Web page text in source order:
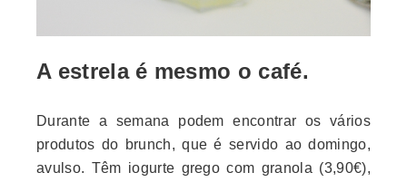
A estrela é mesmo o café.
Durante a semana podem encontrar os vários
produtos do brunch, que é servido ao domingo,
avulso. Têm iogurte grego com granola (3,90€),